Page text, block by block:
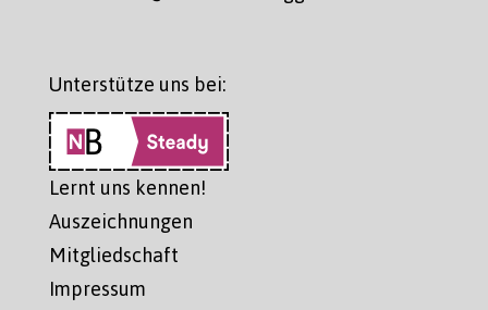
Unterstütze uns bei:
Lernt uns kennen!
Auszeichnungen
Mitgliedschaft
Impressum